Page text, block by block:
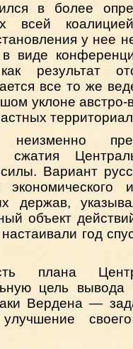
в более
всей
у нее
в виде
результат
все то же
уклоне австро-
сжатия
Вариант
и
держав,
объект
год
плана
цель вывода
Вердена —
своего